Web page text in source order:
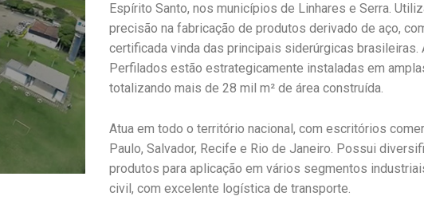
Espírito Santo, nos municípios de Linhares e Serra.
precisão na fabricação de produtos derivado de aço,
certificada vinda das principais siderúrgicas brasileiras.
Perfilados estão estrategicamente instaladas em
totalizando mais de 28 mil m² de área construída.
Atua em todo o território nacional, com escritórios
Paulo, Salvador, Recife e Rio de Janeiro. Possui
produtos para aplicação em vários segmentos
civil, com excelente logística de transporte.